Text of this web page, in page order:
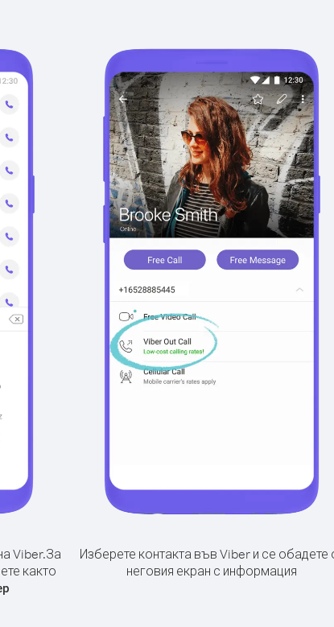
Viber.За
както
Изберете контакта във Viber и се обадете
неговия екран с информация